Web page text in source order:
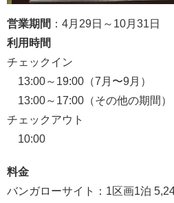
営業期間 ：4月29日～10月31日
利用時間
チェックイン
13:00～19:00（7月〜9月）
13:00～17:00（その他の期間）
チェックアウト
10:00
料金
バンガローサイト：1区画1泊